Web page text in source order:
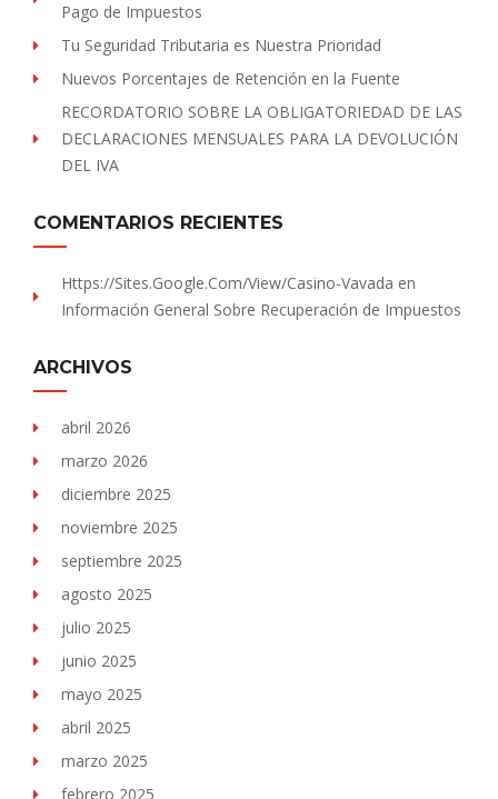
Pago de Impuestos
Tu Seguridad Tributaria es Nuestra Prioridad
Nuevos Porcentajes de Retención en la Fuente
RECORDATORIO SOBRE LA OBLIGATORIEDAD DE LAS
DECLARACIONES MENSUALES PARA LA DEVOLUCIÓN
DEL IVA
COMENTARIOS RECIENTES
Https://sites.Google.com/view/Casino-Vavada en
Información General Sobre Recuperación de Impuestos
ARCHIVOS
abril 2026
marzo 2026
diciembre 2025
noviembre 2025
septiembre 2025
agosto 2025
julio 2025
junio 2025
mayo 2025
abril 2025
marzo 2025
febrero 2025